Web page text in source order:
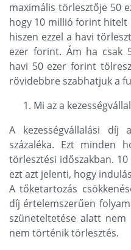
maximális törlesztője 50
hogy 10 millió forint hitelt
hiszen ezzel a havi
ezer forint. Ám ha csak
havi 50 ezer forint
rövidebbre szabhatjuk a
Mi az a
A kezességvállalási díj
százaléka. Ezt minden
törlesztési időszakban.
ezt azt jelenti, hogy
A tőketartozás
díj értelemszerűen
szüneteltetése alatt
nem történik törlesztés.